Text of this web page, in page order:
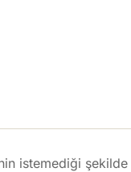
istemediği şekilde